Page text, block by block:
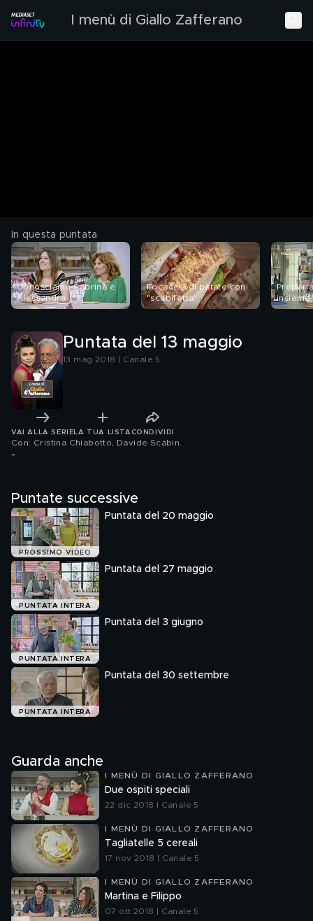
I menù di Giallo Zafferano
In questa puntata
Conosciamo Sabrina e
Alessandra
Focaccia di patate con
"scabifetta"
insieme
Puntata del 13 maggio
13 mag 2018 | Canale 5
VAI ALLA SERIE LA TUA LISTA CONDIVIDI
Con: Cristina Chiabotto, Davide Scabin
-
Puntate successive
PROSSIMO VIDEO
Puntata del 20 maggio
PUNTATA INTERA
Puntata del 27 maggio
PUNTATA INTERA
Puntata del 3 giugno
PUNTATA INTERA
Puntata del 30 settembre
Guarda anche
I MENÙ DI GIALLO ZAFFERANO
Due ospiti speciali
22 dic 2018 | Canale 5
I MENÙ DI GIALLO ZAFFERANO
Tagliatelle 5 cereali
17 nov 2018 | Canale 5
I MENÙ DI GIALLO ZAFFERANO
Martina e Filippo
07 ott 2018 | Canale 5